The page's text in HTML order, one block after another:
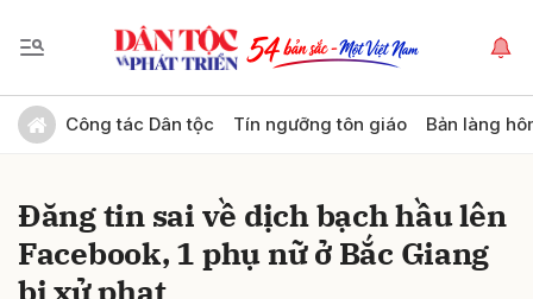
Công tác Dân tộc Tín ngưỡng tôn giáo Bản làng
Đăng tin sai về dịch bạch hầu lên
Facebook, 1 phụ nữ ở Bắc Giang
bị xử phạt
Gửi bình luận